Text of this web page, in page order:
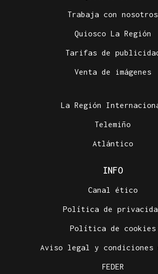
Trabaja con nosotros
Quiosco La Región
Tarifas de
Venta de imágenes
La Región
Telemiño
Atlántico
INFO
Canal ético
Política de
Política de cookies
Aviso legal y condiciones
FEDER